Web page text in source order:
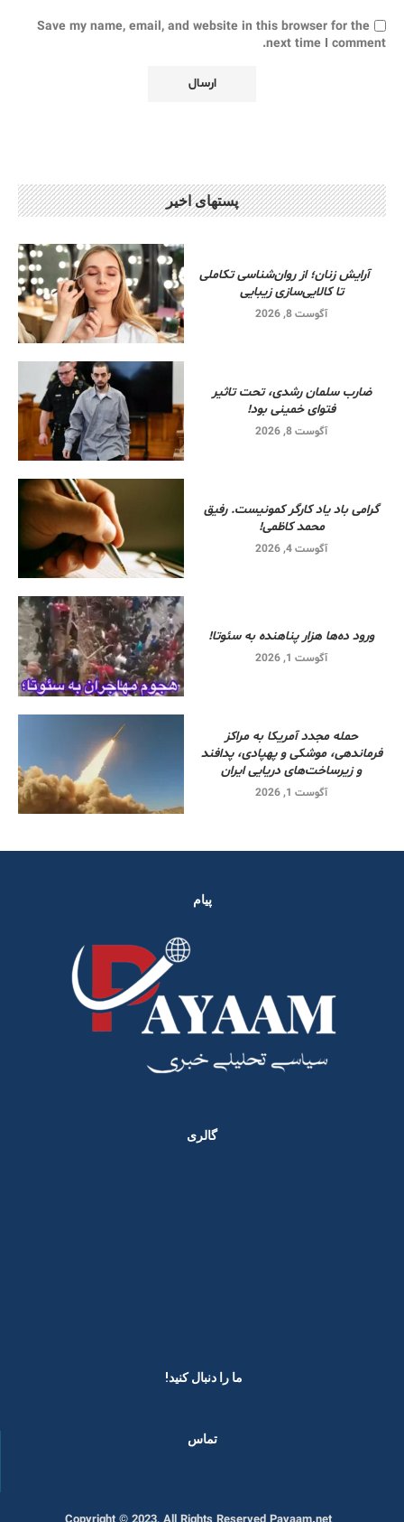
Save my name, email, and website in this browser for the
next time I comment.
پستهای اخیر
آرایش زنان؛ از روان‌شناسی تکاملی
تا کالایی‌سازی زیبایی
آگوست 8, 2026
ضارب سلمان رشدی، تحت تاثیر
فتوای خمینی بود!
آگوست 8, 2026
گرامی باد یاد کارگر کمونیست. رفیق
محمد کاظمی!
آگوست 4, 2026
ورود ده‌ها هزار پناهنده به سئوتا!
آگوست 1, 2026
حمله مجدد آمریکا به مراکز
فرماندهی، موشکی و پهپادی، پدافند
و زیرساخت‌های دریایی ایران
آگوست 1, 2026
پیام
گالری
ما را دنبال کنید! ​
تماس